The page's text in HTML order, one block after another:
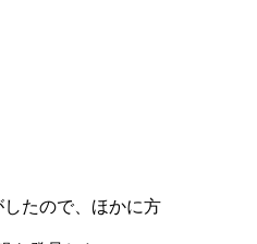
たので、ほかに方